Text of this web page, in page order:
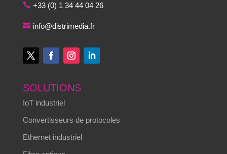
+33 (0) 1 34 44 04 26
info@distrimedia.fr
SOLUTIONS
IoT industriel
Convertisseurs de protocoles
Ethernet industriel